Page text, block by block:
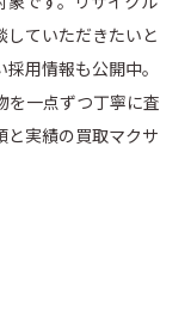
していただきたいと
用情報も公開中。
を一点ずつ丁寧に査
と実績の買取マクサ